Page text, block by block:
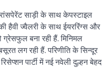
साड़ी के साथ केपस्टाइल
हैवी ज्वैलरी के साथ ईयररिंग्स और
बना रही हैं. मिनिमल
लग रही हैं. परिणीति के सिन्दूर
पार्टी में नई नवेली दुल्हन बेहद